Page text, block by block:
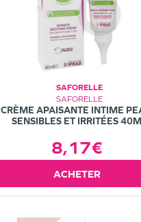
SAFORELLE
SAFORELLE
CRÈME APAISANTE INTIME
SENSIBLES ET IRRITÉES
8,17€
ACHETER